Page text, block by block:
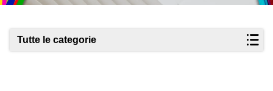
Tutte le categorie